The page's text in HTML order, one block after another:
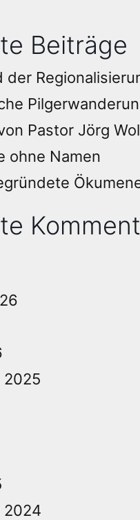
Beiträge
der
Pastor Jörg
ohne Namen
2025
2024